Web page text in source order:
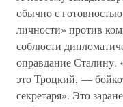
обычно с
личности» против
соблюсти
оправдание Сталину.
это Троцкий, —
секретаря». Это